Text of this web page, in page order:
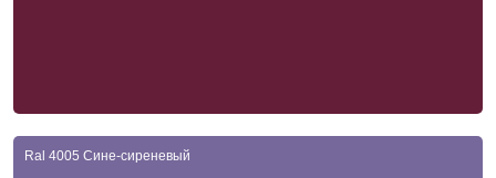
Ral 4005 Сине-сиреневый